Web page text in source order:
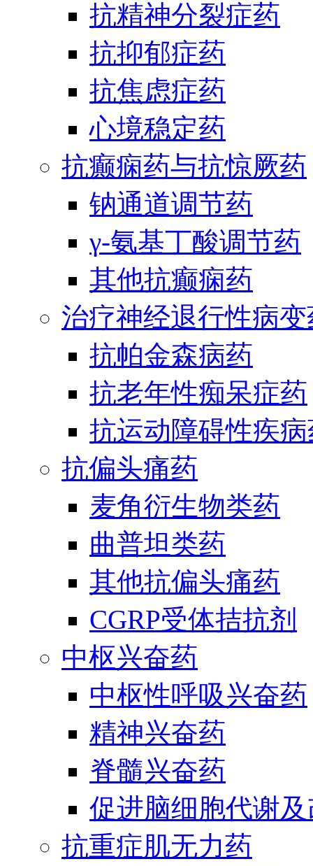
抗精神分裂症药
抗抑郁症药
抗焦虑症药
心境稳定药
抗癫痫药与抗惊厥药
钠通道调节药
γ-氨基丁酸调节药
其他抗癫痫药
治疗神经退行性病
抗帕金森病药
抗老年性痴呆症药
抗运动障碍性疾
抗偏头痛药
麦角衍生物类药
曲普坦类药
其他抗偏头痛药
CGRP受体拮抗剂
中枢兴奋药
中枢性呼吸兴奋药
精神兴奋药
脊髓兴奋药
促进脑细胞代谢
抗重症肌无力药